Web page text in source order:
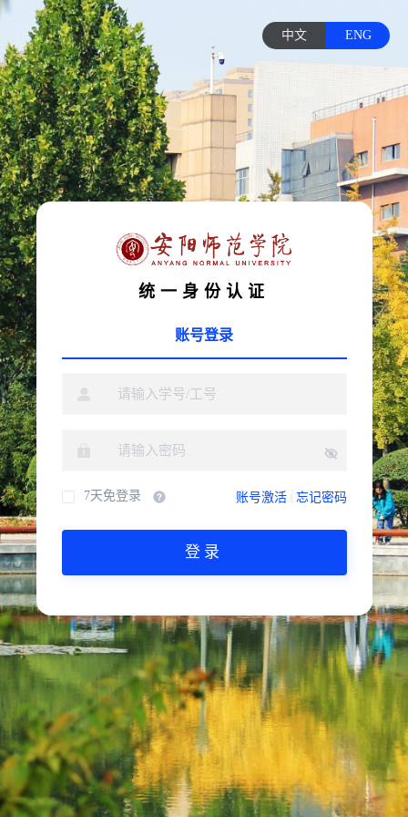
中文 ENG
统一身份认证
账号登录
7天免登录 账号激活 忘记密码
登录